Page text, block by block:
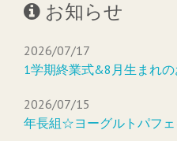
お知らせ
2026/07/17
1学期終業式&8月生まれ
2026/07/15
年長組☆ヨーグルトパフェ